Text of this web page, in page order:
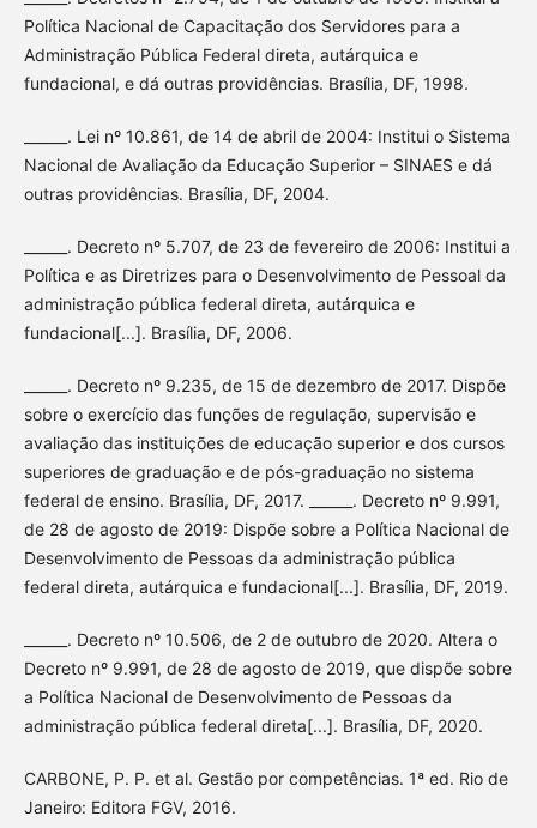
Política Nacional de Capacitação dos Servidores para a
Administração Pública Federal direta, autárquica e
fundacional, e dá outras providências. Brasília, DF, 1998.
______. Lei nº 10.861, de 14 de abril de 2004: Institui o Sistema
Nacional de Avaliação da Educação Superior – SINAES e dá
outras providências. Brasília, DF, 2004.
______. Decreto nº 5.707, de 23 de fevereiro de 2006: Institui a
Política e as Diretrizes para o Desenvolvimento de Pessoal da
administração pública federal direta, autárquica e
fundacional[...]. Brasília, DF, 2006.
______. Decreto nº 9.235, de 15 de dezembro de 2017. Dispõe
sobre o exercício das funções de regulação, supervisão e
avaliação das instituições de educação superior e dos cursos
superiores de graduação e de pós-graduação no sistema
federal de ensino. Brasília, DF, 2017. ______. Decreto nº 9.991,
de 28 de agosto de 2019: Dispõe sobre a Política Nacional de
Desenvolvimento de Pessoas da administração pública
federal direta, autárquica e fundacional[...]. Brasília, DF, 2019.
______. Decreto nº 10.506, de 2 de outubro de 2020. Altera o
Decreto nº 9.991, de 28 de agosto de 2019, que dispõe sobre
a Política Nacional de Desenvolvimento de Pessoas da
administração pública federal direta[...]. Brasília, DF, 2020.
CARBONE, P. P. et al. Gestão por competências. 1ª ed. Rio de
Janeiro: Editora FGV, 2016.